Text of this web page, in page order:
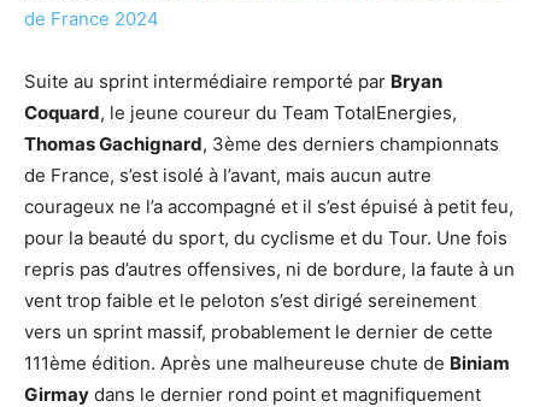
de France 2024
Suite au sprint intermédiaire remporté par Bryan
Coquard, le jeune coureur du Team TotalEnergies,
Thomas Gachignard, 3ème des derniers championnats
de France, s’est isolé à l’avant, mais aucun autre
courageux ne l’a accompagné et il s’est épuisé à petit feu,
pour la beauté du sport, du cyclisme et du Tour. Une fois
repris pas d’autres offensives, ni de bordure, la faute à un
vent trop faible et le peloton s’est dirigé sereinement
vers un sprint massif, probablement le dernier de cette
111ème édition. Après une malheureuse chute de Biniam
Girmay dans le dernier rond point et magnifiquement